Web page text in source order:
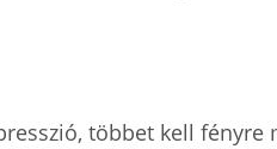
többet kell fényre